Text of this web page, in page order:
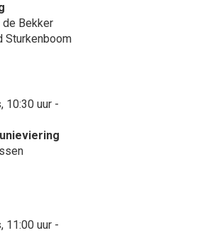
de Bekker
Sturkenboom
10:30 uur -
11:00 uur -